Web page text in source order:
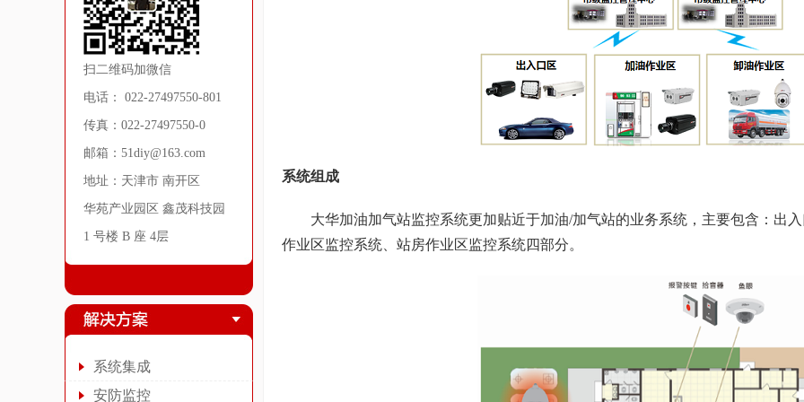
扫二维码加微信
电话： 022-27497550-801
传真：022-27497550-0
邮箱：51diy@163.com
地址：天津市 南开区
华苑产业园区 鑫茂科技园
1 号楼 B 座 4层
系统集成
安防监控
系统组成
大华加油加气站监控系统更加贴近于加油/加气站的业务系统，主要包含：出
作业区监控系统、站房作业区监控系统四部分。